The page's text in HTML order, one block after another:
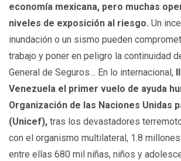
economía mexicana, pero muchas
niveles de exposición al riesgo. Un
inundación o un sismo pueden
trabajo y poner en peligro la continuidad
General de Seguros… En lo internacional,
Venezuela el primer vuelo de ayuda
Organización de las Naciones Unidas
(Unicef), tras los devastadores
con el organismo multilateral, 1.8
entre ellas 680 mil niñas, niños y